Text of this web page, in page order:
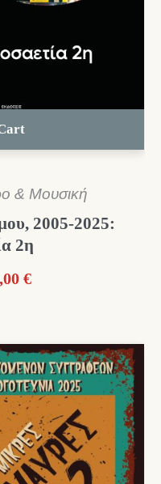
& Μουσική
2005-2025:
2η
€.
€Η
είναι:
18,00 €.